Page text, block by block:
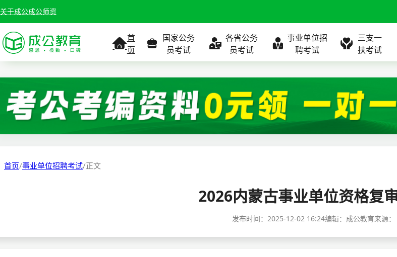
关于成公成公师资
首
页
国家公务
员考试
考试公告
职位表
公务员课程
各省公务
员考试
考试公告
职位表
全国
北京
内蒙古
公务员课程
事业单位招
聘考试
考试公告
职位表
准考证打印
考试政策
全国
北京
内蒙古
事业单位课
三支一
扶考试
考试公告
职位表
成绩查询
分数线
全国
北京
内蒙古
考试公告
职位表
面试补录
历年真题
考试公告
职位表
面试补录
历年真题
内
考试公告
职位表
面试补录
历年真题
首页/事业单位招聘考试/正文
2026内蒙古事业单位资格复
发布时间： 2025-12-02 16:24编辑：成公教育来源：